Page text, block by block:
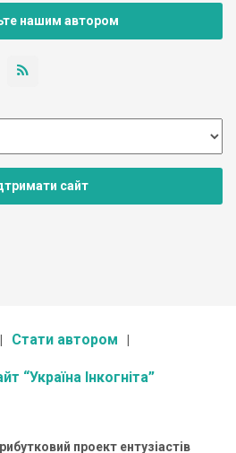
нашим автором
сайт
Стати автором
“Україна Інкогніта”
проект ентузіастів